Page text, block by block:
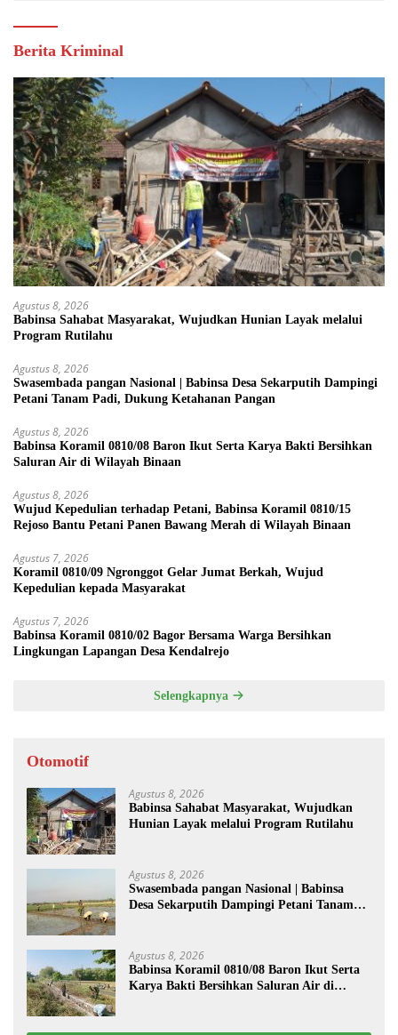
Berita Kriminal
Agustus 8, 2026
Babinsa Sahabat Masyarakat, Wujudkan Hunian Layak melalui
Program Rutilahu
Agustus 8, 2026
Swasembada pangan Nasional | Babinsa Desa Sekarputih Dampingi
Petani Tanam Padi, Dukung Ketahanan Pangan
Agustus 8, 2026
Babinsa Koramil 0810/08 Baron Ikut Serta Karya Bakti Bersihkan
Saluran Air di Wilayah Binaan
Agustus 8, 2026
Wujud Kepedulian terhadap Petani, Babinsa Koramil 0810/15
Rejoso Bantu Petani Panen Bawang Merah di Wilayah Binaan
Agustus 7, 2026
Koramil 0810/09 Ngronggot Gelar Jumat Berkah, Wujud
Kepedulian kepada Masyarakat
Agustus 7, 2026
Babinsa Koramil 0810/02 Bagor Bersama Warga Bersihkan
Lingkungan Lapangan Desa Kendalrejo
Selengkapnya
Otomotif
Agustus 8, 2026
Babinsa Sahabat Masyarakat, Wujudkan
Hunian Layak melalui Program Rutilahu
Agustus 8, 2026
Swasembada pangan Nasional | Babinsa
Desa Sekarputih Dampingi Petani Tanam
Agustus 8, 2026
Babinsa Koramil 0810/08 Baron Ikut Serta
Karya Bakti Bersihkan Saluran Air di